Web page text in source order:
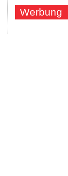
Werbung